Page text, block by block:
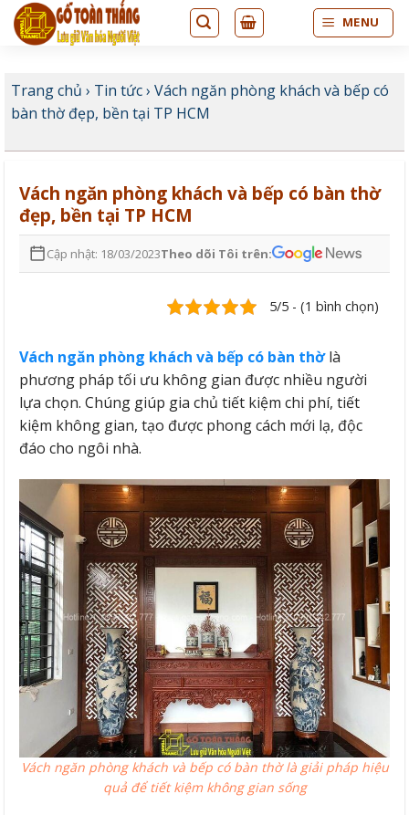
Bỏ
qua
MENU
Trang chủ › Tin tức› Vách ngăn phòng khách và bếp có
bàn thờ đẹp, bền tại TP HCM
Vách ngăn phòng khách và bếp có bàn thờ
đẹp, bền tại TP HCM
Cập nhật: 18/03/2023Theo dõi Tôi trên:
5/5 - (1 bình chọn)
Vách ngăn phòng khách và bếp có bàn thờlà
phương pháp tối ưu không gian được nhiều người
lựa chọn. Chúng giúp gia chủ tiết kiệm chi phí, tiết
kiệm không gian, tạo được phong cách mới lạ, độc
đáo cho ngôi nhà.
Vách ngăn phòng khách và bếp có bàn thờ là giải pháp hiệu
quả để tiết kiệm không gian sống